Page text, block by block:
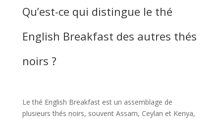
Qu’est-ce qui distingue le thé
English Breakfast des autres thés
noirs ?
Le thé English Breakfast est un assemblage de
plusieurs thés noirs, souvent Assam, Ceylan et Kenya,